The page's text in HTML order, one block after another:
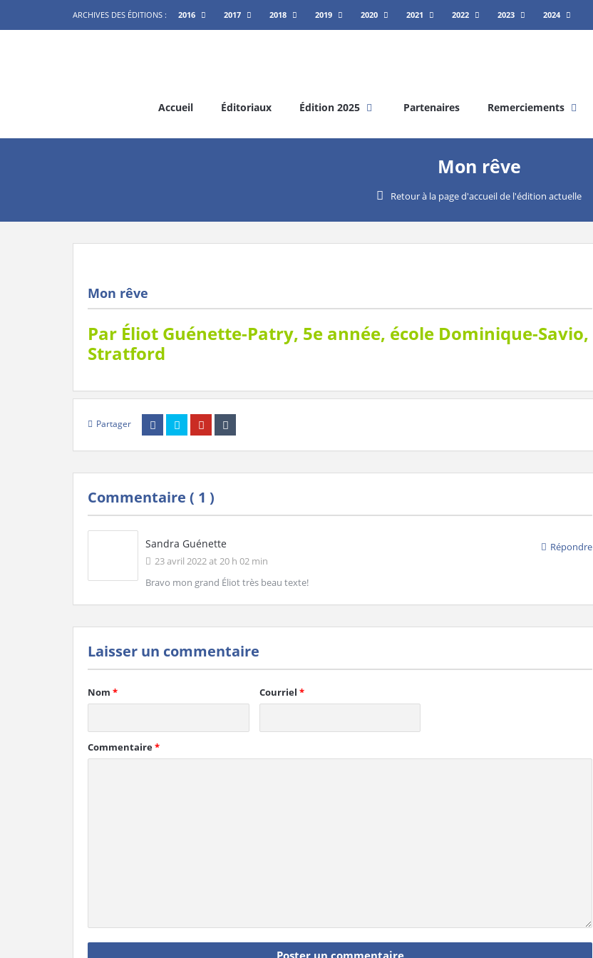
ARCHIVES DES ÉDITIONS : 2016 2017 2018 2019 2020 2021 2022 2023 2024
Accueil Éditoriaux Édition 2025 Partenaires Remerciements
Mon rêve
Retour à la page d'accueil de l'édition actuelle
Mon rêve
Par Éliot Guénette-Patry, 5e année, école Dominique-Savio,
Stratford
Partager
Commentaire ( 1 )
Sandra Guénette
23 avril 2022 at 20 h 02 min
Répondre
Bravo mon grand Éliot très beau texte!
Laisser un commentaire
Nom * Courriel *
Commentaire*